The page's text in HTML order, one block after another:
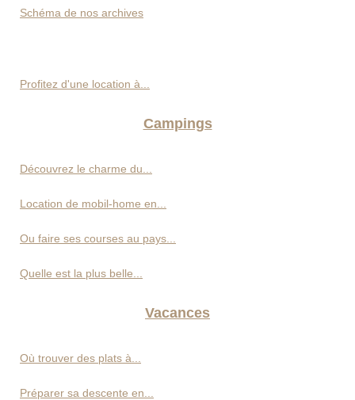
Schéma de nos archives
Profitez d'une location à...
Campings
Découvrez le charme du...
Location de mobil-home en...
Ou faire ses courses au pays...
Quelle est la plus belle...
Vacances
Où trouver des plats à...
Préparer sa descente en...